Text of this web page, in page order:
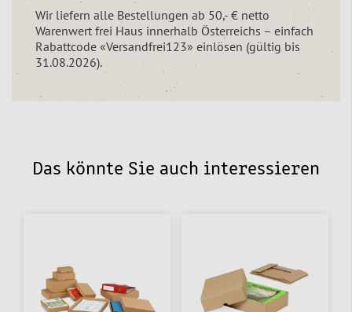
Wir liefern alle Bestellungen ab 50,- € netto
Warenwert frei Haus innerhalb Österreichs – einfach
Rabattcode «Versandfrei123» einlösen (gültig bis
31.08.2026).
Das könnte Sie auch interessieren